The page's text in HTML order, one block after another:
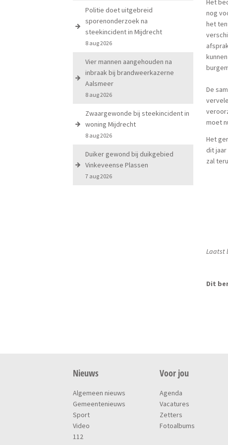
Politie doet uitgebreid
sporenonderzoek na
steekincident in Mijdrecht
8 aug 2026
Vier mannen aangehouden na
inbraak bij brandweerkazerne
Aalsmeer
8 aug 2026
Zwaargewonde bij steekincident in
woning Mijdrecht
8 aug 2026
Duiker gewond bij duikgebied
Vinkeveense Plassen
7 aug 2026
Het
nog
het
De
moet
Het
dit
zal
Laatst
Dit
Nieuws
Algemeen nieuws
Gemeentenieuws
Sport
Video
112
Voor jou
Agenda
Vacatures
Zetters
Fotoalbums